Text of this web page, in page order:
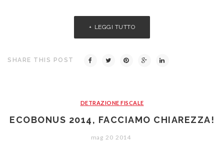
LEGGI TUTTO
SHARE THIS POST
DETRAZIONE FISCALE
ECOBONUS 2014, FACCIAMO CHIAREZZA!
mag 20 2014